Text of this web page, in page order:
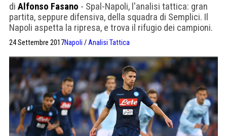
di Alfonso Fasano - Spal-Napoli, l'analisi tattica: gran
partita, seppure difensiva, della squadra di Semplici. Il
Napoli aspetta la ripresa, e trova il rifugio dei campioni.
24 Settembre 2017Napoli /Analisi Tattica